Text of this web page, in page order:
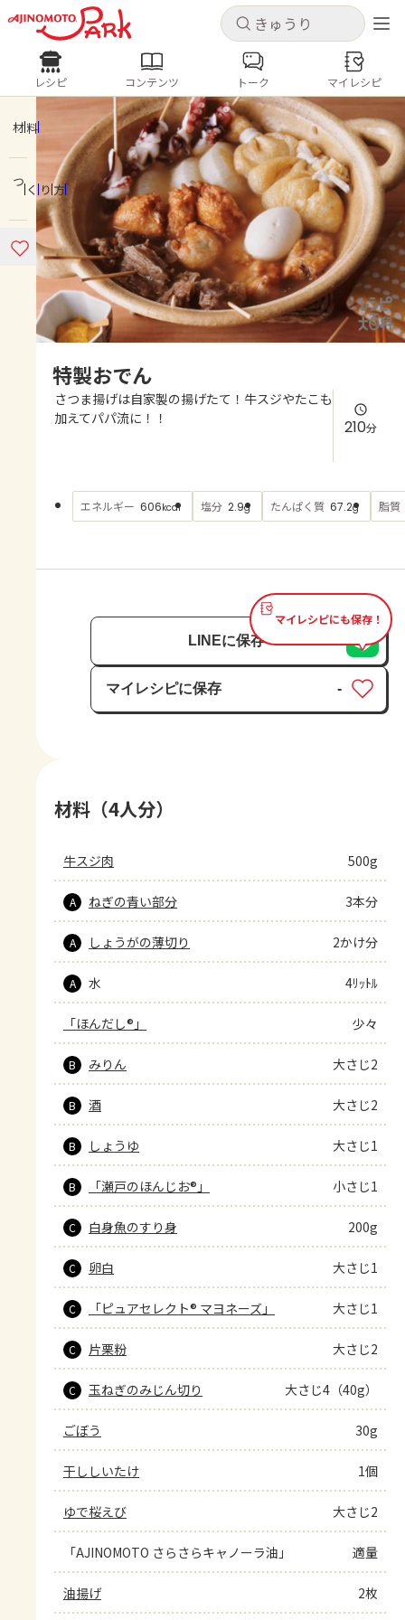
キャンセル
ログインするとレシピを保存できます
ログイン 新規登録
ホーム
コンテンツ
レシピ
よくあるお問い合わせ
AJINOMOTO PARK とは
キャンセル
レシピ コンテンツ
人気の食材・レシピ
きゅうり なす トマト
とうもろこし
ピーマン
みょうが ゴーヤ
レシピ コンテンツ トーク マイレシピ
材料
つくり方
特製おでん
さつま揚げは自家製の揚げたて！牛スジやたこも
加えてパパ流に！！
210分
エネルギー 606kcal 塩分 2.9g たんぱく質 67.2g 脂質
マイレシピにも保存！
LINEに保存
マイレシピに保存
保存済み
-
材料（4人分）
牛スジ肉 500g
A ねぎの青い部分 3本分
A しょうがの薄切り 2かけ分
A 水 4ﾘｯﾄﾙ
「ほんだし®」 少々
B みりん 大さじ2
B 酒 大さじ2
B しょうゆ 大さじ1
B 「瀬戸のほんじお®」 小さじ1
C 白身魚のすり身 200g
C 卵白 大さじ1
C 「ピュアセレクト® マヨネーズ」 大さじ1
C 片栗粉 大さじ2
C 玉ねぎのみじん切り 大さじ4（40g）
ごぼう 30g
干ししいたけ 1個
ゆで桜えび 大さじ2
「AJINOMOTO さらさらキャノーラ油」 適量
油揚げ 2枚